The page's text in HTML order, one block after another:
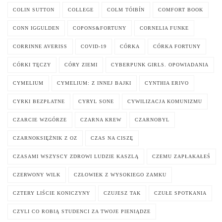
COLIN SUTTON COLLEGE COLM TÓIBÍN COMFORT BOOK
CONN IGGULDEN COPONS&FORTUNY CORNELIA FUNKE
CORRINNE AVERISS COVID-19 CÓRKA CÓRKA FORTUNY
CÓRKI TĘCZY CÓRY ZIEMI CYBERPUNK GIRLS. OPOWIADANIA
CYMELIUM CYMELIUM: Z INNEJ BAJKI CYNTHIA ERIVO
CYRKI BEZPŁATNE CYRYL SONE CYWILIZACJA KOMUNIZMU
CZARCIE WZGÓRZE CZARNA KREW CZARNOBYL
CZARNOKSIĘŻNIK Z OZ CZAS NA CISZĘ
CZASAMI WSZYSCY ZDROWI LUDZIE KASZLĄ CZEMU ZAPŁAKAŁEŚ
CZERWONY WILK CZŁOWIEK Z WYSOKIEGO ZAMKU
CZTERY LIŚCIE KONICZYNY CZUJESZ TAK CZUŁE SPOTKANIA
CZYLI CO ROBIĄ STUDENCI ZA TWOJE PIENIĄDZE